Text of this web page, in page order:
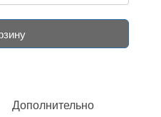
Дополнительно